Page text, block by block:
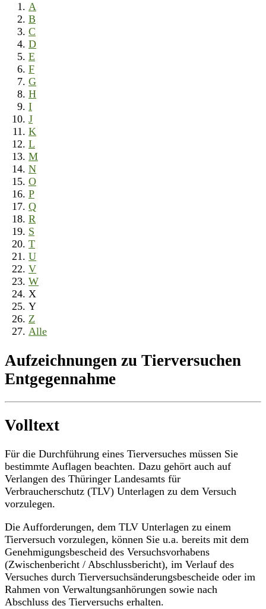
A
B
C
D
E
F
G
H
I
J
K
L
M
N
O
P
Q
R
S
T
U
V
W
X
Y
Z
Alle
Aufzeichnungen zu Tierversuchen
Entgegennahme
Volltext
Für die Durchführung eines Tierversuches müssen Sie
bestimmte Auflagen beachten. Dazu gehört auch auf
Verlangen des Thüringer Landesamts für
Verbraucherschutz (TLV) Unterlagen zu dem Versuch
vorzulegen.
Die Aufforderungen, dem TLV Unterlagen zu einem
Tierversuch vorzulegen, können Sie u.a. bereits mit dem
Genehmigungsbescheid des Versuchsvorhabens
(Zwischenbericht / Abschlussbericht), im Verlauf des
Versuches durch Tierversuchsänderungsbescheide oder im
Rahmen von Verwaltungsanhörungen sowie nach
Abschluss des Tierversuchs erhalten.